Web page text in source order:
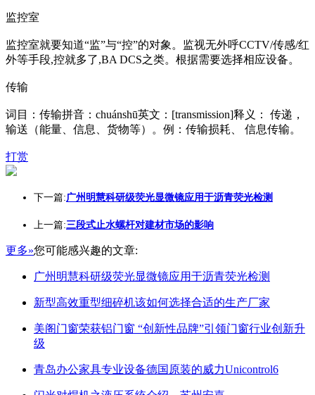
监控室
监控室就要知道“监”与“控”的对象。监视无外呼CCTV/传感/红
外等手段,控就多了,BA DCS之类。根据需要选择相应设备。
传输
词目：传输拼音：chuánshū英文：[transmission]释义： 传递，
输送（能量、信息、货物等）。例：传输损耗、 信息传输。
打赏
下一篇:广州明慧科研级荧光显微镜应用于沥青荧光检测
上一篇:三段式止水螺杆对建材市场的影响
更多»您可能感兴趣的文章:
广州明慧科研级荧光显微镜应用于沥青荧光检测
新型高效重型细碎机该如何选择合适的生产厂家
美阁门窗荣获铝门窗 “创新性品牌”引领门窗行业创新升
级
青岛办公家具专业设备德国原装的威力Unicontrol6